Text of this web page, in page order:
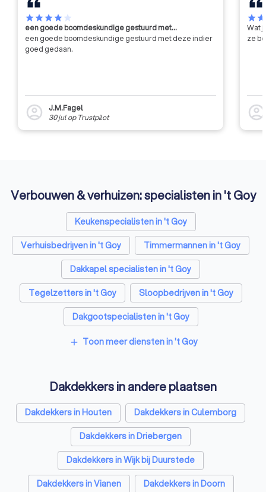
starstarstarstarstar
een goede boomdeskundige gestuurd met…
een goede boomdeskundige gestuurd met deze indier
goed gedaan.
account_circle
J.M.Fagel
30 julop Trustpilot
starstar
Wat
ze
account_circle
Verbouwen & verhuizen: specialisten in 't Goy
Keukenspecialisten in 't Goy
Verhuisbedrijven in 't Goy
Timmermannen in 't Goy
Dakkapel specialisten in 't Goy
Tegelzetters in 't Goy
Sloopbedrijven in 't Goy
Dakgootspecialisten in 't Goy
Bouwkundige keurders in 't Goy
add Toon meer diensten in 't Goy
Dakdekkers in andere plaatsen
Dakdekkers in Houten
Dakdekkers in Culemborg
Dakdekkers in Driebergen
Dakdekkers in Wijk bij Duurstede
Dakdekkers in Vianen
Dakdekkers in Doorn